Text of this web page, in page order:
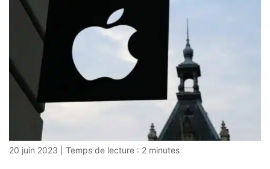
20 juin 2023 Temps de lecture : 2 minutes